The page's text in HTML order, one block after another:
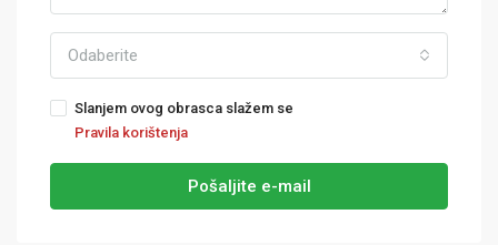
Odaberite
Slanjem ovog obrasca slažem se
Pravila korištenja
Pošaljite e-mail